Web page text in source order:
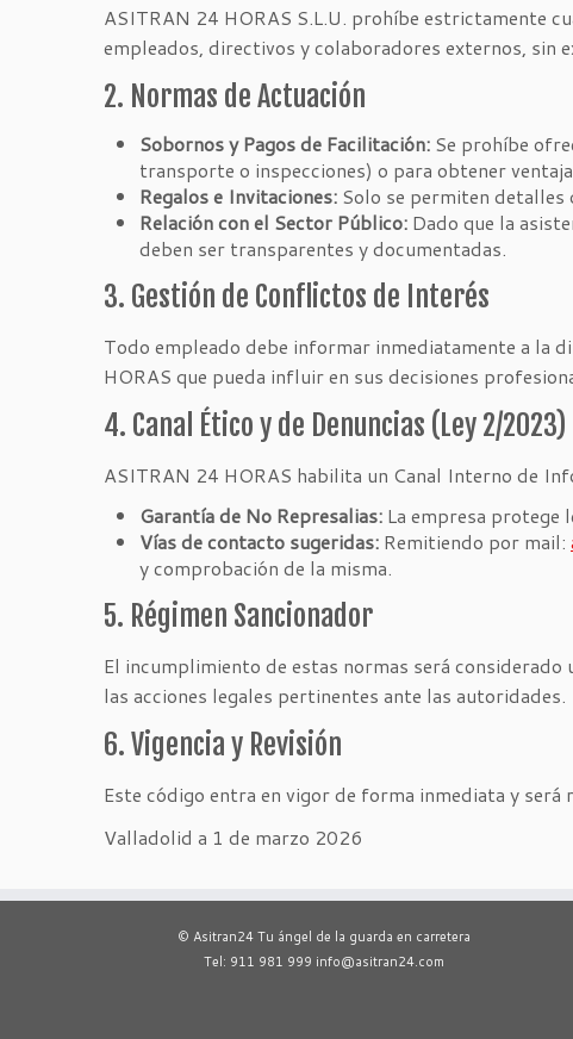
ASITRAN 24 HORAS S.L.U. prohíbe estrictamente
empleados, directivos y colaboradores externos, sin
2. Normas de Actuación
Sobornos y Pagos de Facilitación: Se prohíbe
transporte o inspecciones) o para obtener
Regalos e Invitaciones: Solo se permiten
Relación con el Sector Público: Dado que la
deben ser transparentes y documentadas.
3. Gestión de Conflictos de Interés
Todo empleado debe informar inmediatamente a la
HORAS que pueda influir en sus decisiones
4. Canal Ético y de Denuncias (Ley 2/2023)
ASITRAN 24 HORAS habilita un Canal Interno de
Garantía de No Represalias: La empresa protege
Vías de contacto sugeridas: Remitiendo por mail:
y comprobación de la misma.
5. Régimen Sancionador
El incumplimiento de estas normas será
las acciones legales pertinentes ante las autoridades.
6. Vigencia y Revisión
Este código entra en vigor de forma inmediata y
Valladolid a 1 de marzo 2026
© Asitran24 Tu ángel de la guarda en carretera
Tel: 911 981 999 info@asitran24.com